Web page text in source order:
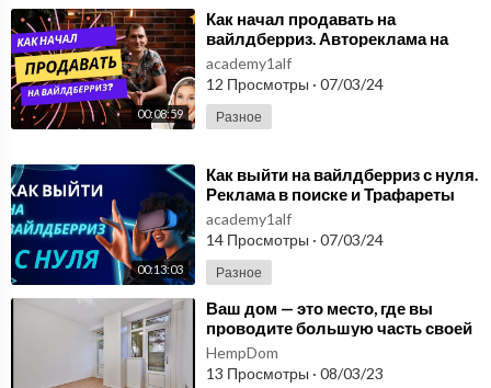
00:08:59
⁣Как начал продавать на
вайлдберриз. Автореклама на
Вайлдберриз Реклама на
маркетплейсах Часть 2
academy1alf
12 Просмотры · 07/03/24
Разное
00:13:03
⁣Как выйти на вайлдберриз с нуля.
Реклама в поиске и Трафареты
Реклама на маркетплейсах Часть
1
academy1alf
14 Просмотры · 07/03/24
Разное
⁣Ваш дом — это место, где вы
проводите большую часть своей
жизни!
HempDom
13 Просмотры · 08/03/23